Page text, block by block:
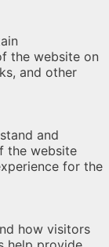
the website on
and other
and
the website
for the
how visitors